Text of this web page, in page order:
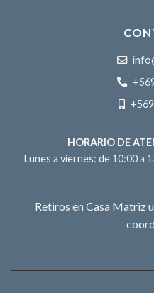
HORARIO DE
Lunes a viernes: de 10:00 a
Retiros en Casa Matriz